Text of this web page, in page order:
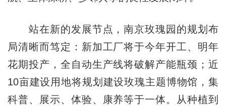
站在新的发展节点，南京玫瑰园的规划布
局清晰而笃定：新加工厂将于今年开工、明年
花期投产，全自动生产线将破解产能瓶颈；近
10亩建设用地将规划建设玫瑰主题博物馆，集
科普、展示、体验、康养等于一体。从种植到